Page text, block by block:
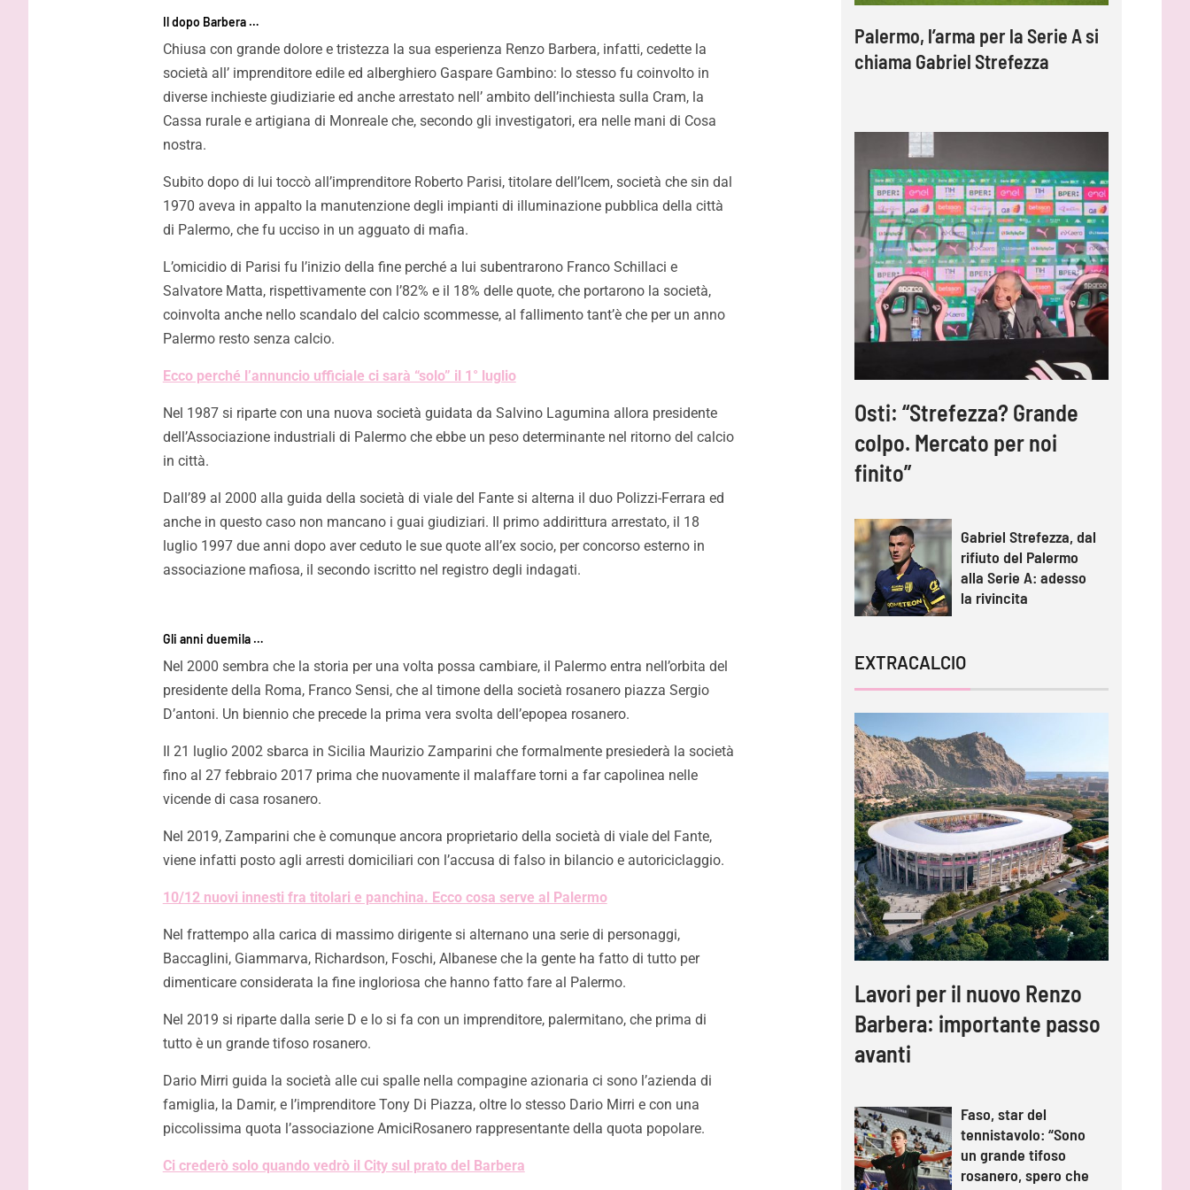
Il dopo Barbera …
Chiusa con grande dolore e tristezza la sua esperienza Renzo Barbera, infatti, cedette la
società all’ imprenditore edile ed alberghiero Gaspare Gambino: lo stesso fu coinvolto in
diverse inchieste giudiziarie ed anche arrestato nell’ ambito dell’inchiesta sulla Cram, la
Cassa rurale e artigiana di Monreale che, secondo gli investigatori, era nelle mani di Cosa
nostra.
Subito dopo di lui toccò all’imprenditore Roberto Parisi, titolare dell’Icem, società che sin dal
1970 aveva in appalto la manutenzione degli impianti di illuminazione pubblica della città
di Palermo, che fu ucciso in un agguato di mafia.
L’omicidio di Parisi fu l’inizio della fine perché a lui subentrarono Franco Schillaci e
Salvatore Matta, rispettivamente con l’82% e il 18% delle quote, che portarono la società,
coinvolta anche nello scandalo del calcio scommesse, al fallimento tant’è che per un anno
Palermo resto senza calcio.
Ecco perché l’annuncio ufficiale ci sarà “solo” il 1° luglio
Nel 1987 si riparte con una nuova società guidata da Salvino Lagumina allora presidente
dell’Associazione industriali di Palermo che ebbe un peso determinante nel ritorno del calcio
in città.
Dall’89 al 2000 alla guida della società di viale del Fante si alterna il duo Polizzi-Ferrara ed
anche in questo caso non mancano i guai giudiziari. Il primo addirittura arrestato, il 18
luglio 1997 due anni dopo aver ceduto le sue quote all’ex socio, per concorso esterno in
associazione mafiosa, il secondo iscritto nel registro degli indagati.
Gli anni duemila …
Nel 2000 sembra che la storia per una volta possa cambiare, il Palermo entra nell’orbita del
presidente della Roma, Franco Sensi, che al timone della società rosanero piazza Sergio
D’antoni. Un biennio che precede la prima vera svolta dell’epopea rosanero.
Il 21 luglio 2002 sbarca in Sicilia Maurizio Zamparini che formalmente presiederà la società
fino al 27 febbraio 2017 prima che nuovamente il malaffare torni a far capolinea nelle
vicende di casa rosanero.
Nel 2019, Zamparini che è comunque ancora proprietario della società di viale del Fante,
viene infatti posto agli arresti domiciliari con l’accusa di falso in bilancio e autoriciclaggio.
10/12 nuovi innesti fra titolari e panchina. Ecco cosa serve al Palermo
Nel frattempo alla carica di massimo dirigente si alternano una serie di personaggi,
Baccaglini, Giammarva, Richardson, Foschi, Albanese che la gente ha fatto di tutto per
dimenticare considerata la fine ingloriosa che hanno fatto fare al Palermo.
Nel 2019 si riparte dalla serie D e lo si fa con un imprenditore, palermitano, che prima di
tutto è un grande tifoso rosanero.
Dario Mirri guida la società alle cui spalle nella compagine azionaria ci sono l’azienda di
famiglia, la Damir, e l’imprenditore Tony Di Piazza, oltre lo stesso Dario Mirri e con una
piccolissima quota l’associazione AmiciRosanero rappresentante della quota popolare.
Ci crederò solo quando vedrò il City sul prato del Barbera
Palermo, l’arma per la Serie A si
chiama Gabriel Strefezza
Osti: “Strefezza? Grande
colpo. Mercato per noi
finito”
Gabriel Strefezza, dal
rifiuto del Palermo
alla Serie A: adesso
la rivincita
EXTRACALCIO
Lavori per il nuovo Renzo
Barbera: importante passo
avanti
Faso, star del
tennistavolo: “Sono
un grande tifoso
rosanero, spero che